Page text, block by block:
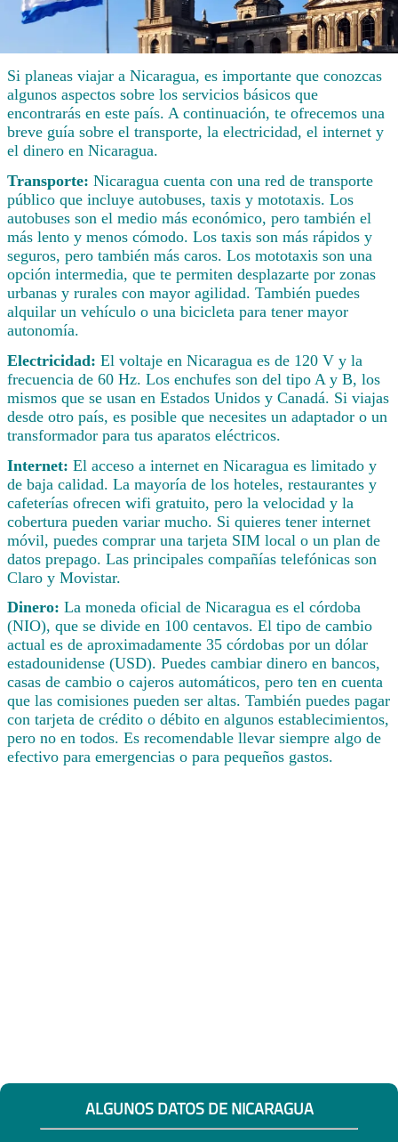
Si planeas viajar a Nicaragua, es importante que conozcas
algunos aspectos sobre los servicios básicos que
encontrarás en este país. A continuación, te ofrecemos una
breve guía sobre el transporte, la electricidad, el internet y
el dinero en Nicaragua.
Transporte: Nicaragua cuenta con una red de transporte
público que incluye autobuses, taxis y mototaxis. Los
autobuses son el medio más económico, pero también el
más lento y menos cómodo. Los taxis son más rápidos y
seguros, pero también más caros. Los mototaxis son una
opción intermedia, que te permiten desplazarte por zonas
urbanas y rurales con mayor agilidad. También puedes
alquilar un vehículo o una bicicleta para tener mayor
autonomía.
Electricidad: El voltaje en Nicaragua es de 120 V y la
frecuencia de 60 Hz. Los enchufes son del tipo A y B, los
mismos que se usan en Estados Unidos y Canadá. Si viajas
desde otro país, es posible que necesites un adaptador o un
transformador para tus aparatos eléctricos.
Internet: El acceso a internet en Nicaragua es limitado y
de baja calidad. La mayoría de los hoteles, restaurantes y
cafeterías ofrecen wifi gratuito, pero la velocidad y la
cobertura pueden variar mucho. Si quieres tener internet
móvil, puedes comprar una tarjeta SIM local o un plan de
datos prepago. Las principales compañías telefónicas son
Claro y Movistar.
Dinero: La moneda oficial de Nicaragua es el córdoba
(NIO), que se divide en 100 centavos. El tipo de cambio
actual es de aproximadamente 35 córdobas por un dólar
estadounidense (USD). Puedes cambiar dinero en bancos,
casas de cambio o cajeros automáticos, pero ten en cuenta
que las comisiones pueden ser altas. También puedes pagar
con tarjeta de crédito o débito en algunos establecimientos,
pero no en todos. Es recomendable llevar siempre algo de
efectivo para emergencias o para pequeños gastos.
ALGUNOS DATOS DE NICARAGUA